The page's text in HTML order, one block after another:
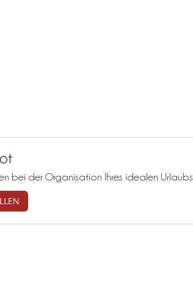
bei der Organisation Ihres idealen Urlaubs